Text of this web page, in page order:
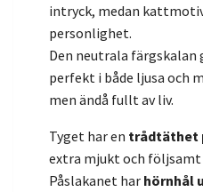
intryck, medan
personlighet.
Den neutrala
perfekt i både ljusa och
men ändå fullt av liv.
Tyget har en trådtäthet
extra mjukt och följsamt
Påslakanet har hörnhål